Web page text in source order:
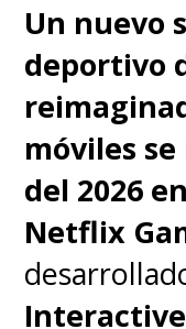
Un nuevo
deportivo
móviles
del 2026
Netflix
Interactive